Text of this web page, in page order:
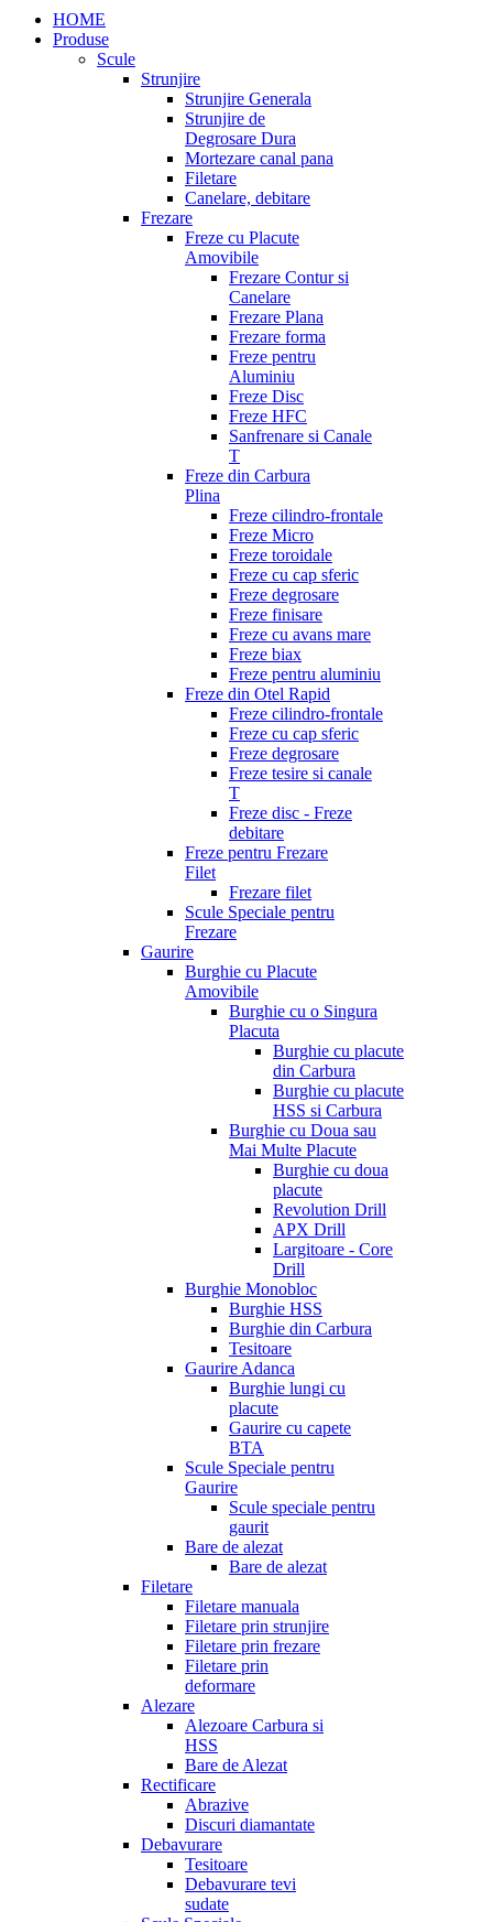
HOME
Produse
Scule
Strunjire
Strunjire Generala
Strunjire de
Degrosare Dura
Mortezare canal pana
Filetare
Canelare, debitare
Frezare
Freze cu Placute
Amovibile
Frezare Contur si
Canelare
Frezare Plana
Frezare forma
Freze pentru
Aluminiu
Freze Disc
Freze HFC
Sanfrenare si Canale
T
Freze din Carbura
Plina
Freze cilindro-frontale
Freze Micro
Freze toroidale
Freze cu cap sferic
Freze degrosare
Freze finisare
Freze cu avans mare
Freze biax
Freze pentru aluminiu
Freze din Otel Rapid
Freze cilindro-frontale
Freze cu cap sferic
Freze degrosare
Freze tesire si canale
T
Freze disc - Freze
debitare
Freze pentru Frezare
Filet
Frezare filet
Scule Speciale pentru
Frezare
Gaurire
Burghie cu Placute
Amovibile
Burghie cu o Singura
Placuta
Burghie cu placute
din Carbura
Burghie cu placute
HSS si Carbura
Burghie cu Doua sau
Mai Multe Placute
Burghie cu doua
placute
Revolution Drill
APX Drill
Largitoare - Core
Drill
Burghie Monobloc
Burghie HSS
Burghie din Carbura
Tesitoare
Gaurire Adanca
Burghie lungi cu
placute
Gaurire cu capete
BTA
Scule Speciale pentru
Gaurire
Scule speciale pentru
gaurit
Bare de alezat
Bare de alezat
Filetare
Filetare manuala
Filetare prin strunjire
Filetare prin frezare
Filetare prin
deformare
Alezare
Alezoare Carbura si
HSS
Bare de Alezat
Rectificare
Abrazive
Discuri diamantate
Debavurare
Tesitoare
Debavurare tevi
sudate